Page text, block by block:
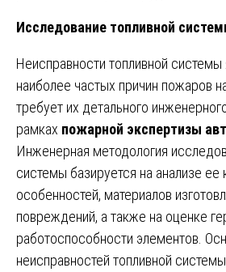
Исследование топливной
Неисправности топливной системы
наиболее частых причин пожаров
требует их детального
рамках пожарной экспертизы
Инженерная методология
системы базируется на анализе ее
особенностей, материалов
повреждений, а также на оценке
работоспособности элементов.
неисправностей топливной